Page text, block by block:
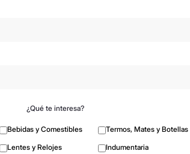
¿Qué te interesa?
Bebidas y Comestibles
Termos, Mates y Botellas
Lentes y Relojes
Indumentaria